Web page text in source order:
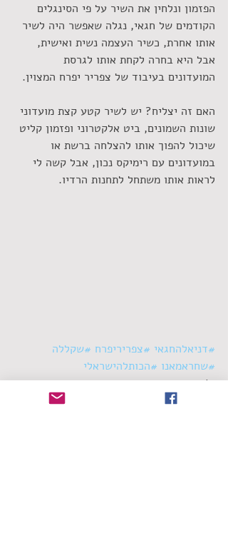
הפזמון ונלחין את השיר על פי הסינגלים
הקודמים של חגאי, נגלה שאפשר היה לשיר
אותו אחרת, כשיר העצמה נשית ואישית,
אבל היא בחרה לקחת אותו לגרסת
המועדונים בעיבוד של צפריר יפרח המצוין.
האם זה יצליח? יש לשיר קטע קצת מועדוני
שונות השמונים, ביט אלקטרוני ופזמון קליט
שיכול להפוך אותו להצלחה ברשת או
במועדונים עם רימיקס נכון, אבל קשה לי
לראות אותו משתחל לתחנות הרדיו.
#דניאלהחגאי #צפריריפרח #שקללה
#שחראמאנו #הכותלהישראלי
סינגלים